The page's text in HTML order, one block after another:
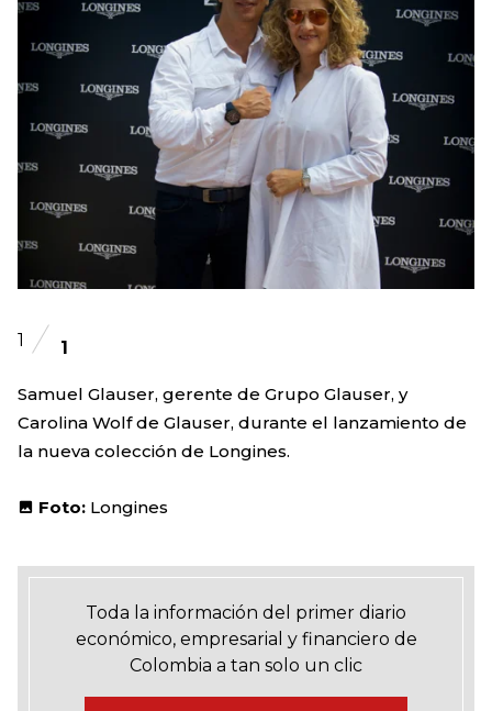
1 1
Samuel Glauser, gerente de Grupo Glauser, y
Carolina Wolf de Glauser, durante el lanzamiento de
la nueva colección de Longines.
Foto: Longines
Toda la información del primer diario
económico, empresarial y financiero de
Colombia a tan solo un clic